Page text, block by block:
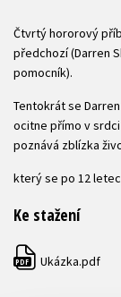
Čtvrtý hororový
předchozí (Darren
pomocník).
Tentokrát se
ocitne přímo v
poznává zblízka
který se po 12
Ke stažení
PDF Ukázka.pdf